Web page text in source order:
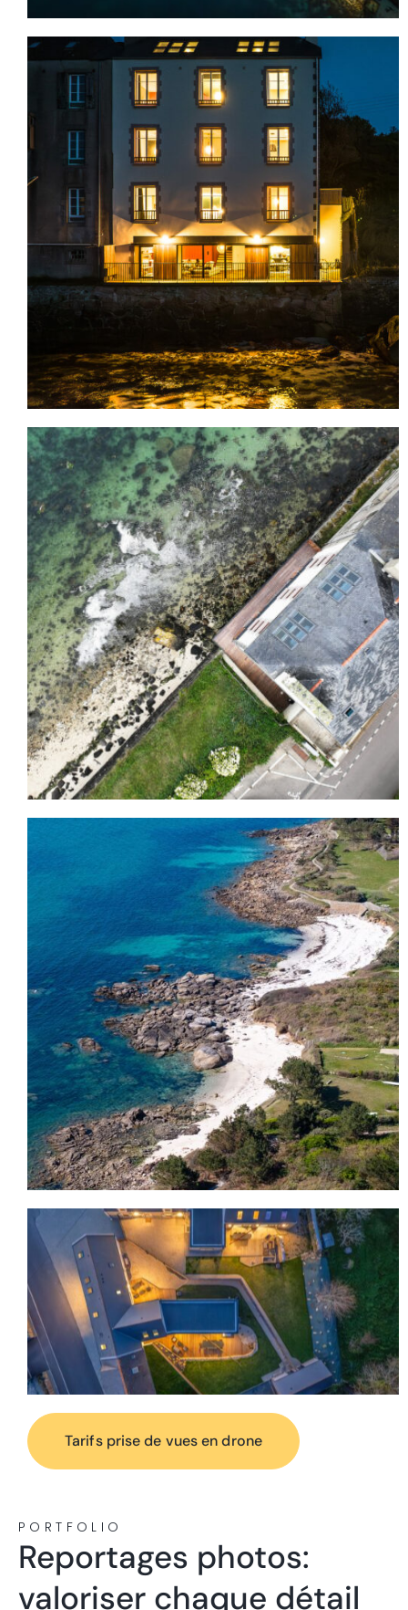
Tarifs prise de vues en drone
PORTFOLIO
Reportages photos:
valoriser chaque détail